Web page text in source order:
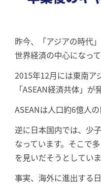
昨今、「アジアの時代
世界経済の中⼼になっ
2015年12⽉には東南ア
「ASEAN経済共体」が
ASEANは⼈⼝約6億⼈の
逆に⽇本国内では、少
なっています。そこで
を⾒いだそうとしていま
事実、海外に進出する